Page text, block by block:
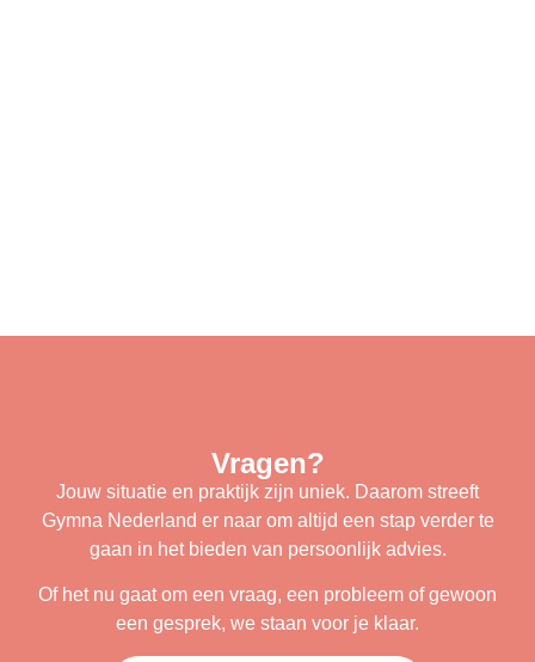
Vragen?
Jouw situatie en praktijk zijn uniek. Daarom streeft
Gymna Nederland er naar om altijd een stap verder te
gaan in het bieden van persoonlijk advies.
Of het nu gaat om een vraag, een probleem of gewoon
een gesprek, we staan voor je klaar.